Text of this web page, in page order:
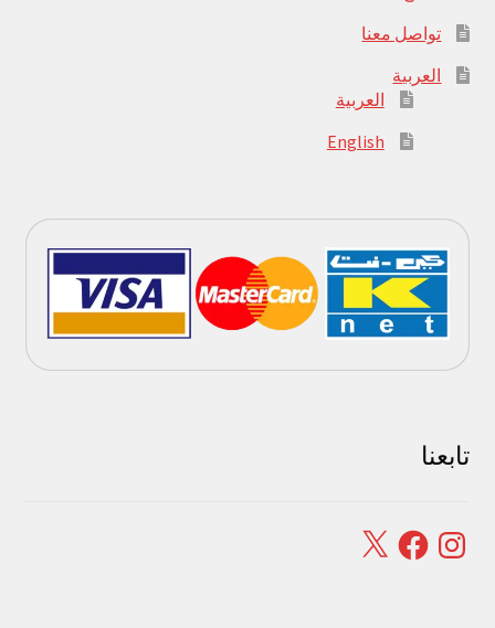
تواصل معنا
العربية
العربية
English
تابعنا
Instagram
Facebook
X